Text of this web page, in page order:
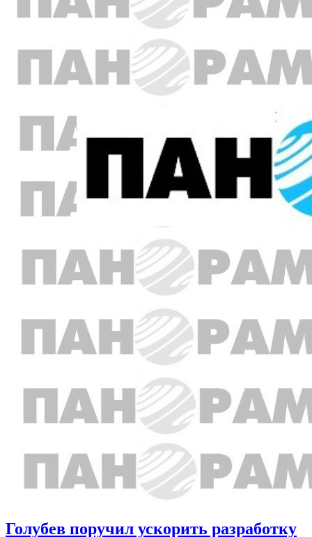
Голубев поручил ускорить разработку